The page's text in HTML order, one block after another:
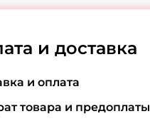
и доставка
и оплата
товара и предоплаты